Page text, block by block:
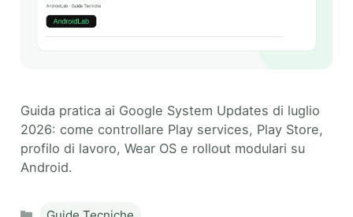
Guida pratica ai Google System Updates di luglio
2026: come controllare Play services, Play Store,
profilo di lavoro, Wear OS e rollout modulari su
Android.
Categories